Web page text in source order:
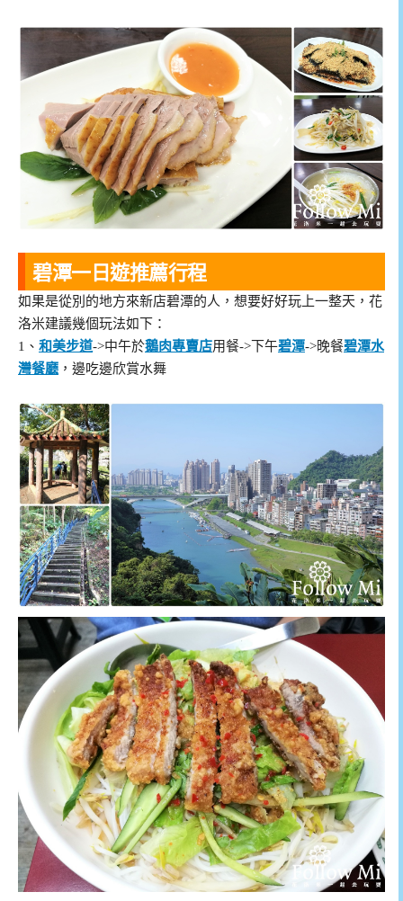
碧潭一日遊推薦行程
如果是從別的地方來新店碧潭的人，想要好好玩上一整天，花
洛米建議幾個玩法如下：
1、 和美步道->中午於鵝肉專賣店用餐->下午碧潭->晚餐碧潭水
灣餐廳 ，邊吃邊欣賞水舞